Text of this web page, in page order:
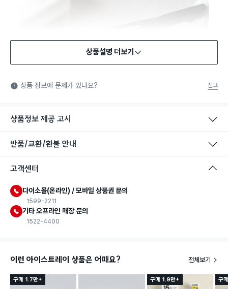
식품용 기구: 식품위생법에서 정한 규격에 따라 제조되어 식품 또
는 식품첨가물에 사용할 수 있는 식품용기구라는 표시입니다.
상품설명 더보기
상품 정보에 문제가 있나요? 신고
상품정보 제공 고시
반품/교환/환불 안내
고객센터
다이소몰(온라인) / 모바일 상품권 문의
1599-2211
기타 오프라인 매장 문의
1522-4400
이런 아이스트레이 상품은 어때요? 전체보기
구매 1.7만+ 구매 1.9만+ 구